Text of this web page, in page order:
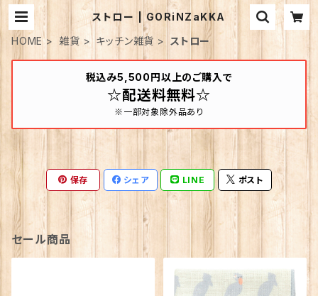
ストロー | GORiNZaKKA
HOME
雑貨 キッチン雑貨 ストロー
税込み5,500円以上のご購入で
☆配送料無料☆
※一部対象除外品あり
保存 シェア LINE ポスト
セール商品